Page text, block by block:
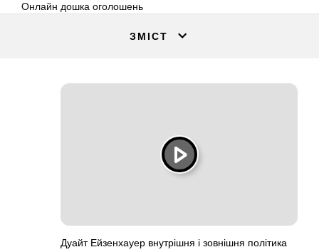
Онлайн дошка оголошень
ЗМІСТ
Дуайт Ейзенхауер внутрішня і зовнішня політика